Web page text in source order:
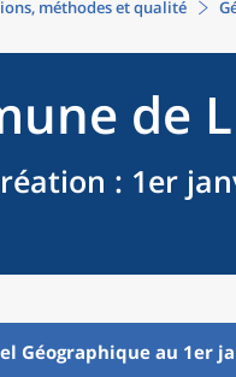
méthodes et qualité
de
: 1er
Géographique au 1er